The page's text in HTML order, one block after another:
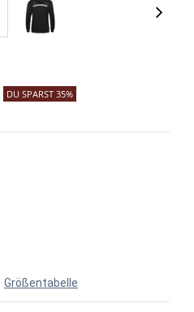
DU SPARST 35%
Größentabelle